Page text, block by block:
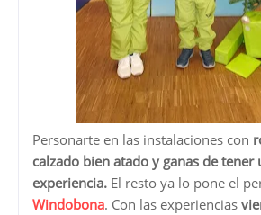
Personarte en las instalaciones con
calzado bien atado y ganas de tener
experiencia. El resto ya lo pone el
Windobona. Con las experiencias